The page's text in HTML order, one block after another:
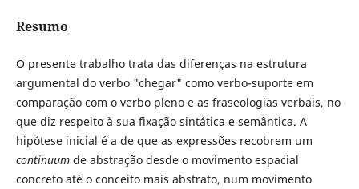
Resumo
O presente trabalho trata das diferenças na estrutura
argumental do verbo "chegar" como verbo-suporte em
comparação com o verbo pleno e as fraseologias verbais, no
que diz respeito à sua fixação sintática e semântica. A
hipótese inicial é a de que as expressões recobrem um
continuumde abstração desde o movimento espacial
concreto até o conceito mais abstrato, num movimento